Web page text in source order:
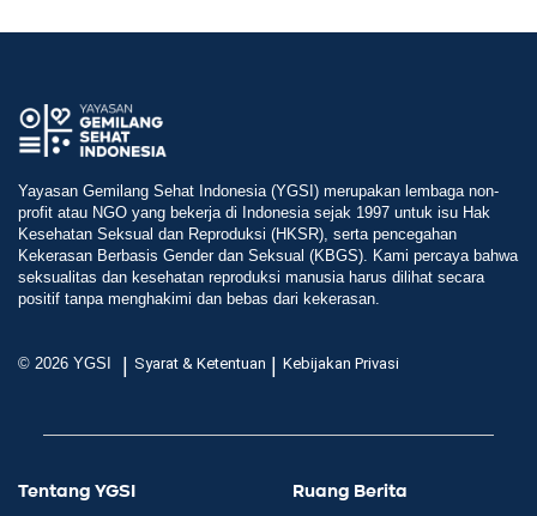
Yayasan Gemilang Sehat Indonesia (YGSI) merupakan lembaga non-
profit atau NGO yang bekerja di Indonesia sejak 1997 untuk isu Hak
Kesehatan Seksual dan Reproduksi (HKSR), serta pencegahan
Kekerasan Berbasis Gender dan Seksual (KBGS). Kami percaya bahwa
seksualitas dan kesehatan reproduksi manusia harus dilihat secara
positif tanpa menghakimi dan bebas dari kekerasan.
© 2026 YGSI | Syarat & Ketentuan | Kebijakan Privasi
Tentang YGSI
Ruang Berita